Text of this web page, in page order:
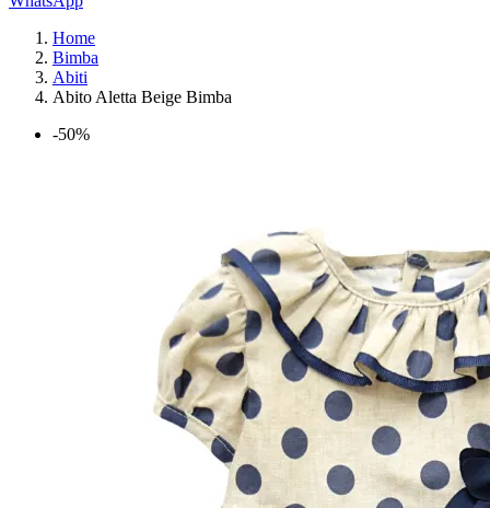
Home
Bimba
Abiti
Abito Aletta Beige Bimba
-50%